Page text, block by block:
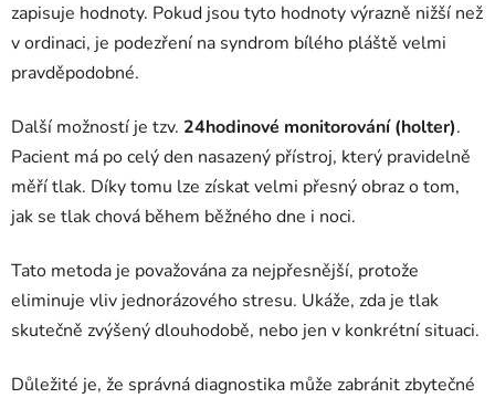
zapisuje hodnoty. Pokud jsou tyto hodnoty výrazně nižší než
v ordinaci, je podezření na syndrom bílého pláště velmi
pravděpodobné.
Další možností je tzv. 24hodinové monitorování (holter).
Pacient má po celý den nasazený přístroj, který pravidelně
měří tlak. Díky tomu lze získat velmi přesný obraz o tom,
jak se tlak chová během běžného dne i noci.
Tato metoda je považována za nejpřesnější, protože
eliminuje vliv jednorázového stresu. Ukáže, zda je tlak
skutečně zvýšený dlouhodobě, nebo jen v konkrétní situaci.
Důležité je, že správná diagnostika může zabránit zbytečné